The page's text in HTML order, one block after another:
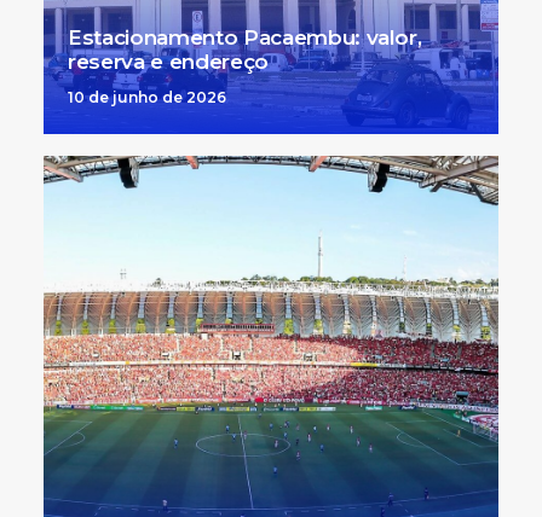
Estacionamento Pacaembu: valor,
reserva e endereço
10 de junho de 2026